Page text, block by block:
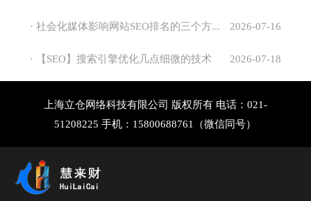
2026-07-16
· 社会化媒体影响网站SEO排名的三个方...
2026-07-18
· 【SEO】搜索引擎优化几点细微的技术
上海立仓网络科技有限公司 版权所有 电话：021-
51208225 手机：15800688761（微信同号）